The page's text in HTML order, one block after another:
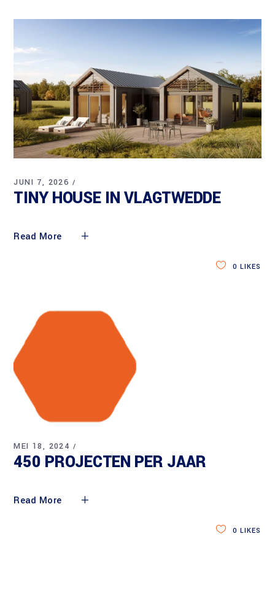
JUNI 7, 2026
TINY HOUSE IN VLAGTWEDDE
Read More
0 LIKES
MEI 18, 2024
450 PROJECTEN PER JAAR
Read More
0 LIKES